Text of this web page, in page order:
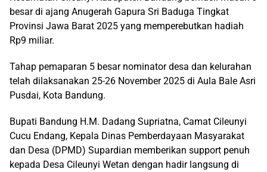
besar di ajang Anugerah Gapura Sri Baduga Tingkat
Provinsi Jawa Barat 2025 yang memperebutkan hadiah
Rp9 miliar.
Tahap pemaparan 5 besar nominator desa dan kelurahan
telah dilaksanakan 25-26 November 2025 di Aula Bale Asri
Pusdai, Kota Bandung.
Bupati Bandung H.M. Dadang Supriatna, Camat Cileunyi
Cucu Endang, Kepala Dinas Pemberdayaan Masyarakat
dan Desa (DPMD) Supardian memberikan support penuh
kepada Desa Cileunyi Wetan dengan hadir langsung di